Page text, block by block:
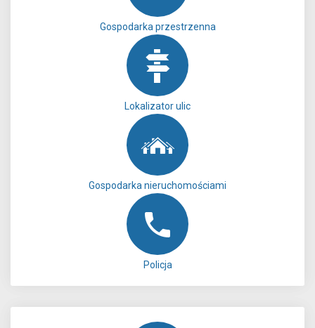
Gospodarka przestrzenna
Lokalizator ulic
Gospodarka nieruchomościami
Policja